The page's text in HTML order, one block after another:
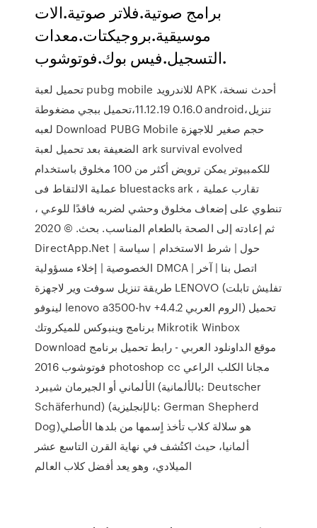
برامج صوتية.فلاتر صوتية.الات
موسيقية.بروجيكتات.معدات
التسجيل.فيس بوك.فوتوشوب.
تحميل لعبة pubg mobile للاندرويد APK ،أحدث نسخة
0.16.0 11.12.19،تحميل ببجي مضغوطة android،تنزيل
لعبه Download PUBG Mobile حجم صغير للاجهزة
الضعيفة بعد تحميل لعبة ark survival evolved
للكمبيوتر يمكن ترويض أكثر من 100 مخلوق باستخدام
عملية الالتقاط فى bluestacks ark ، تقارب عملية
تنطوي على إضعاف مخلوق وحشي لضربه فاقدًا للوعي ،
ثم إعادته إلى الصحة بالطعام المناسب. بحث. © 2020
DirectApp.Net | حول | شرط الاستخدام | سياسة
الخصوصية | إخلاء مسؤولية DMCA | اتصل بنا | آخر
طريقة تنزيل سوفت وير لاجهزة LENOVO (تفليش تابلت
لينوفو lenovo a3500-hv +الروم العربي 4.4.2) تحميل
برنامج وينبوكس للميكروتك Mikrotik Winbox
Download موقع الداونلود العربي - رابط تحميل برنامج
فوتوشوب 2016 photoshop cc مجانا الكلب الراعي
الألماني أو الجيرمان شيبرد (بالألمانية: Deutscher
Schäferhund) (بالإنجليزية: German Shepherd
Dog)‏ هو سلالة كلاب تأخذ اٍسمها من بلدها الأصلي
ألمانيا، حيث اكتُشف في نهاية القرن التاسع عشر
الميلادي، وهو يعد أفضل كلاب العالم